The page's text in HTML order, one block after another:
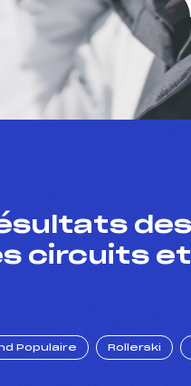
circuits
Populaire Rollerski